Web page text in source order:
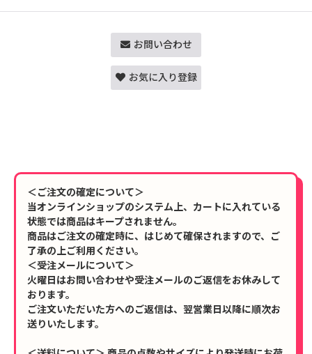
お問い合わせ
お気に入り登録
＜ご注文の確定について＞
当オンラインショップのシステム上、カートに入れている
状態では商品はキープされません。
商品はご注文の確定時に、はじめて確保されますので、ご
了承の上ご利用ください。
＜受注メールについて＞
火曜日はお問い合わせや受注メールのご返信をお休みして
おります。
ご注文いただいた方へのご返信は、翌営業日以降に順次お
送りいたします。